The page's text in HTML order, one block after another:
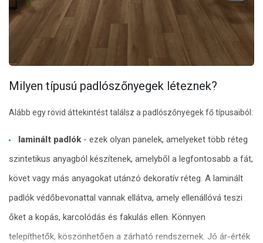
Milyen típusú padlószőnyegek léteznek?
Alább egy rövid áttekintést találsz a padlószőnyegek fő típusaiból:
laminált padlók- ezek olyan panelek, amelyeket több réteg
szintetikus anyagból készítenek, amelyből a legfontosabb a fát,
követ vagy más anyagokat utánzó dekoratív réteg. A laminált
padlók védőbevonattal vannak ellátva, amely ellenállóvá teszi
őket a kopás, karcolódás és fakulás ellen. Könnyen
telepíthetők, köszönhetően a zárható rendszernek. Jó ár-érték